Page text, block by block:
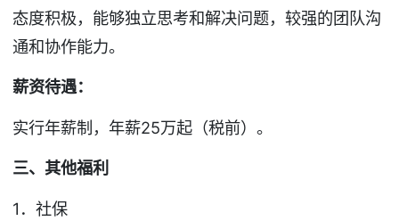
态度积极，能够独立思考和解决问题，较强的团队沟
通和协作能力。
薪资待遇：
实行年薪制，年薪25万起（税前）。
三、其他福利
1．社保